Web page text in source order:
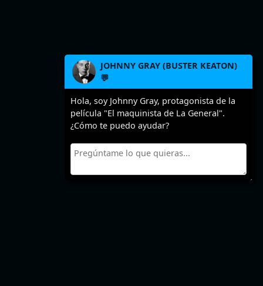
JOHNNY GRAY (BUSTER KEATON)
💬
Hola, soy Johnny Gray, protagonista de la
película "El maquinista de La General".
¿Cómo te puedo ayudar?